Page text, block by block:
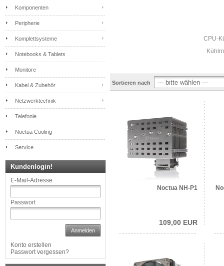
CPU-
Sortieren nach
Noctua NH-P1
109,00 EUR
Komponenten
Peripherie
Komplettsysteme
Notebooks & Tablets
Monitore
Kabel & Zubehör
Netzwerktechnik
Telefonie
Noctua Cooling
Service
Kundenlogin!
E-Mail-Adresse
Passwort
Anmelden
Konto erstellen
Passwort vergessen?